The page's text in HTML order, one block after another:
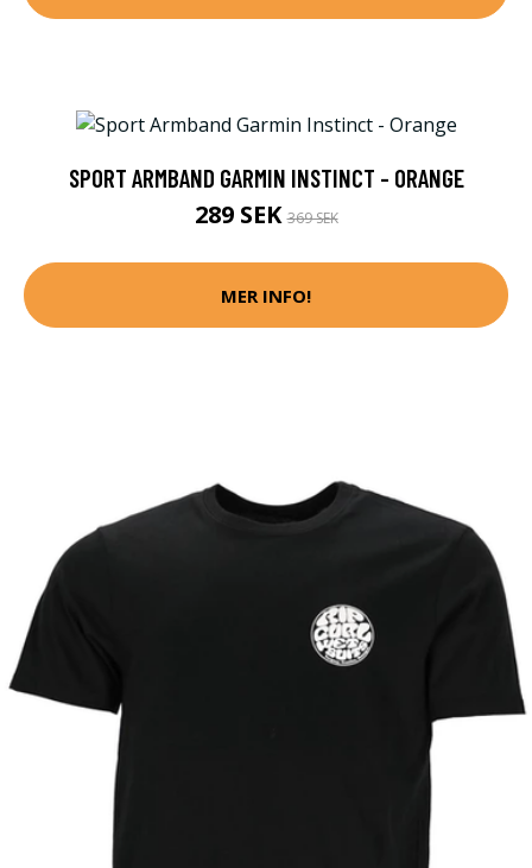
SPORT ARMBAND GARMIN INSTINCT - ORANGE
289 SEK369 SEK
MER INFO!